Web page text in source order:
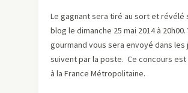
Le gagnant sera tiré au sort et révélé
blog le dimanche 25 mai 2014 à
gourmand vous sera envoyé dans les
suivent par la poste. Ce concours
à la France Métropolitaine.